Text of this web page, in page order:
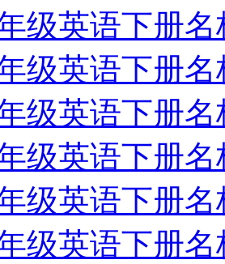
级英语下册
级英语下册
级英语下册
级英语下册
级英语下册
级英语下册